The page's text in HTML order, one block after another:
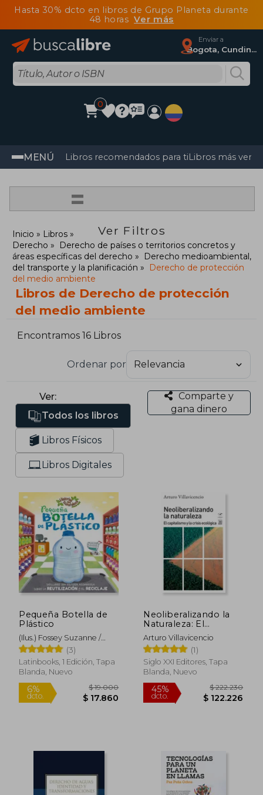
Hasta 30% dcto en libros de Grupo Planeta durante
48 horasVer más
Enviar a
Bogota, Cundinamarca
0
MENÚ Libros recomendados para tiLibros más
=
Ver Filtros
Inicio
Libros
Derecho
Derecho de países o territorios concretos y
áreas específicas del derecho
Derecho medioambiental,
del transporte y la planificación
Derecho de protección
del medio ambiente
Libros de Derecho de protección
del medio ambiente
Encontramos 16 Libros
Ordenar por
Ver:
Todos los libros
Libros Físicos
Libros Digitales
Comparte y
gana dinero
Pequeña Botella de
Plástico
(Ilus.) Fossey Suzanne /
Bohorquez Gisela
(3)
Latinbooks, 1 Edición, Tapa
Blanda, Nuevo
dcto. $ 17.860
Neoliberalizando la
Naturaleza: El
Capitalismo y la Crisis
Ecológica
Arturo Villavicencio
(1)
Siglo XXI Editores, Tapa
Blanda, Nuevo
45%
dcto.